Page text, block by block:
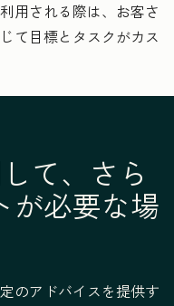
用される際は、お客さ
て目標とタスクがカス
て、さら
が必要な場
のアドバイスを提供す